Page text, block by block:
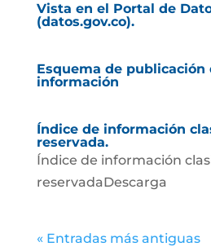
Vista en el Portal de
(datos.gov.co).
Esquema de publicación
información
Índice de información
reservada.
Índice de información
reservadaDescarga
« Entradas más antiguas